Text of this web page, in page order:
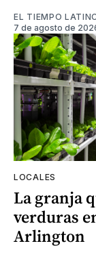
EL TIEMPO
7 de agosto de
LOCALES
La granja
verduras
Arlington